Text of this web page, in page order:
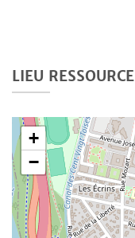
LIEU RESSOURCE
+
−